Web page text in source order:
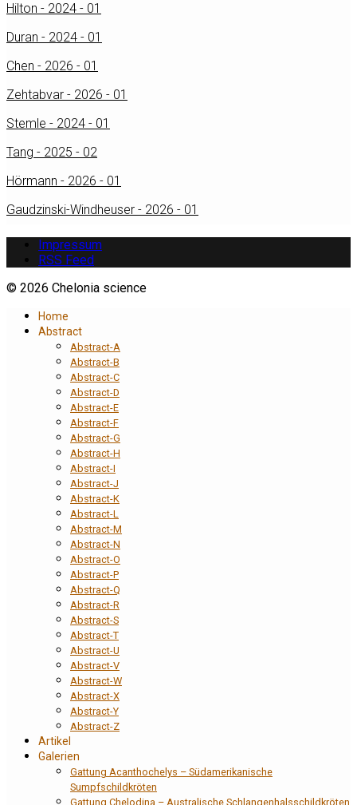
Hilton - 2024 - 01
Duran - 2024 - 01
Chen - 2026 - 01
Zehtabvar - 2026 - 01
Stemle - 2024 - 01
Tang - 2025 - 02
Hörmann - 2026 - 01
Gaudzinski-Windheuser - 2026 - 01
Impressum
RSS Feed
© 2026 Chelonia science
Home
Abstract
Abstract-A
Abstract-B
Abstract-C
Abstract-D
Abstract-E
Abstract-F
Abstract-G
Abstract-H
Abstract-I
Abstract-J
Abstract-K
Abstract-L
Abstract-M
Abstract-N
Abstract-O
Abstract-P
Abstract-Q
Abstract-R
Abstract-S
Abstract-T
Abstract-U
Abstract-V
Abstract-W
Abstract-X
Abstract-Y
Abstract-Z
Artikel
Galerien
Gattung Acanthochelys – Südamerikanische
Sumpfschildkröten
Gattung Chelodina – Australische Schlangenhalsschildkröten